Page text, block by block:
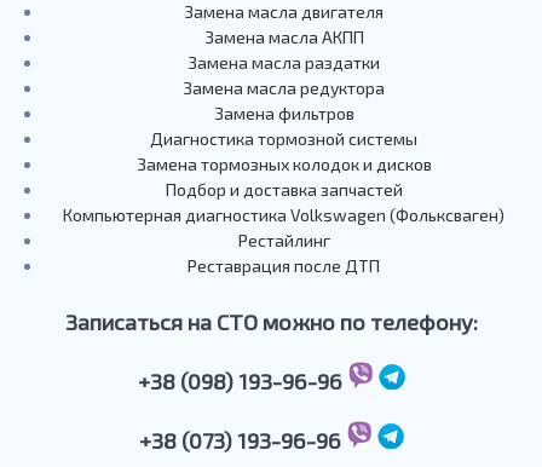
Замена масла двигателя
Замена масла АКПП
Замена масла раздатки
Замена масла редуктора
Замена фильтров
Диагностика тормозной системы
Замена тормозных колодок и дисков
Подбор и доставка запчастей
Компьютерная диагностика Volkswagen (Фольксваген)
Рестайлинг
Реставрация после ДТП
Записаться на СТО можно по телефону:
+38 (098) 193-96-96
+38 (073) 193-96-96